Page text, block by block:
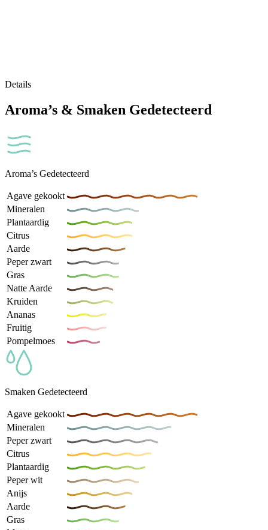
Details
Aroma’s & Smaken Gedetecteerd
Aroma’s Gedetecteerd
Agave gekookt
Mineralen
Plantaardig
Citrus
Aarde
Peper zwart
Gras
Natte Aarde
Kruiden
Ananas
Fruitig
Pompelmoes
Smaken Gedetecteerd
Agave gekookt
Mineralen
Peper zwart
Citrus
Plantaardig
Peper wit
Anijs
Aarde
Gras